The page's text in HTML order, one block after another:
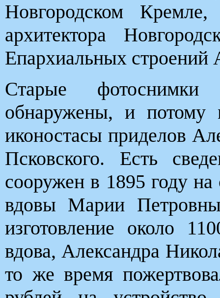
Новгородском
архитектора
Епархиальных строений
Старые фотоснимки
обнаружены, и потому
иконостасы приделов
Псковского. Есть
сооружен в 1895 году на
вдовы Марии
изготовление около
вдова, Александра
то же время